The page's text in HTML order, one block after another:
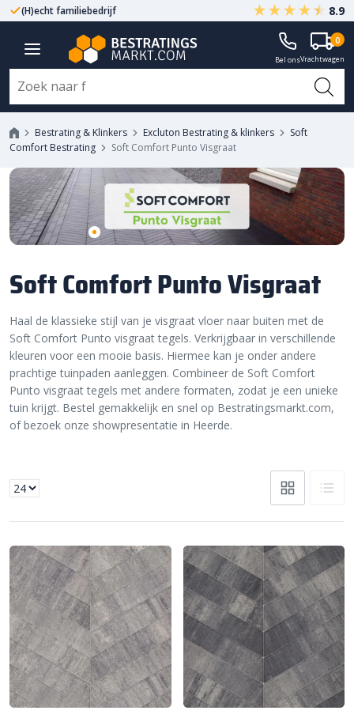
(H)echt familiebedrijf Gegarandeerd A-kwaliteit
8.9
Bel onsVrachtwagen
0
Bestrating & Klinkers Excluton Bestrating & klinkers
Soft
Comfort Bestrating
Soft Comfort Punto Visgraat
Soft Comfort Punto Visgraat
Haal de klassieke stijl van je visgraat vloer naar buiten met de
Soft Comfort Punto visgraat tegels. Verkrijgbaar in verschillende
kleuren voor een mooie basis. Hiermee kan je onder andere
prachtige tuinpaden aanleggen. Combineer de Soft Comfort
Punto visgraat tegels met andere formaten, zodat je een unieke
tuin krijgt. Bestel gemakkelijk en snel op Bestratingsmarkt.com,
of bezoek onze showpresentatie in Heerde.